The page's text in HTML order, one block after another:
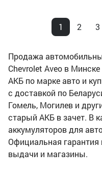
1 2 3
Продажа
Chevrolet Aveo в
АКБ по марке авто и
с доставкой по
Гомель, Могилев и
старый АКБ в зачет. В
аккумуляторов для
Официальная
выдачи и магазины.